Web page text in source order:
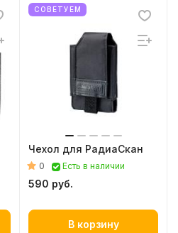
СОВЕТУЕМ
Чехол для РадиаСкан
0 Есть в наличии
590 руб.
В корзину